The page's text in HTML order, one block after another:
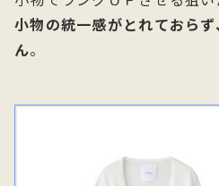
小物の統一感がとれておら
ん。